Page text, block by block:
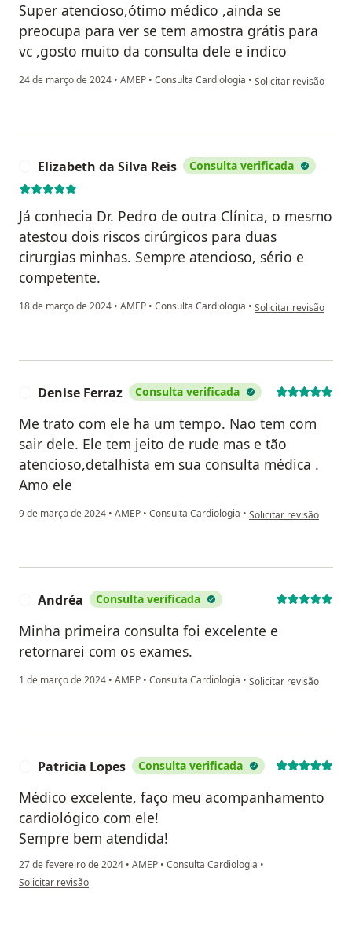
Super atencioso,ótimo médico ,ainda se
preocupa para ver se tem amostra grátis para
vc ,gosto muito da consulta dele e indico
24 de março de 2024 • AMEP • Consulta Cardiologia • na opinião do
Solicitar revisão
Elizabeth da Silva Reis Consulta verificada
Já conhecia Dr. Pedro de outra Clínica, o mesmo
atestou dois riscos cirúrgicos para duas
cirurgias minhas. Sempre atencioso, sério e
competente.
18 de março de 2024 • AMEP • Consulta Cardiologia • na opinião do
Solicitar revisão
Denise Ferraz Consulta verificada
Me trato com ele ha um tempo. Nao tem com
sair dele. Ele tem jeito de rude mas e tão
atencioso,detalhista em sua consulta médica .
Amo ele
9 de março de 2024 • AMEP • Consulta Cardiologia • na opinião do
Solicitar revisão
Andréa Consulta verificada
Minha primeira consulta foi excelente e
retornarei com os exames.
1 de março de 2024 • AMEP • Consulta Cardiologia • na opinião do
Solicitar revisão
Patricia Lopes Consulta verificada
Médico excelente, faço meu acompanhamento
cardiológico com ele!
Sempre bem atendida!
27 de fevereiro de 2024 • AMEP • Consulta Cardiologia •
na opinião do utilizador Patricia Lopes
Solicitar revisão